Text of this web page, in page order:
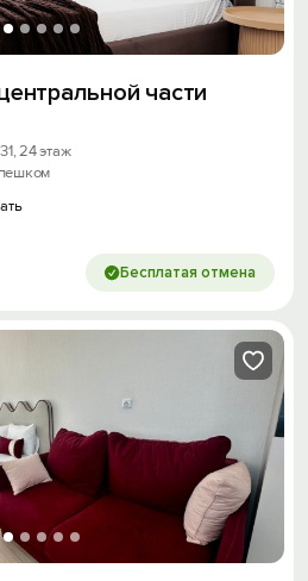
части
24 этаж
Бесплатая отмена